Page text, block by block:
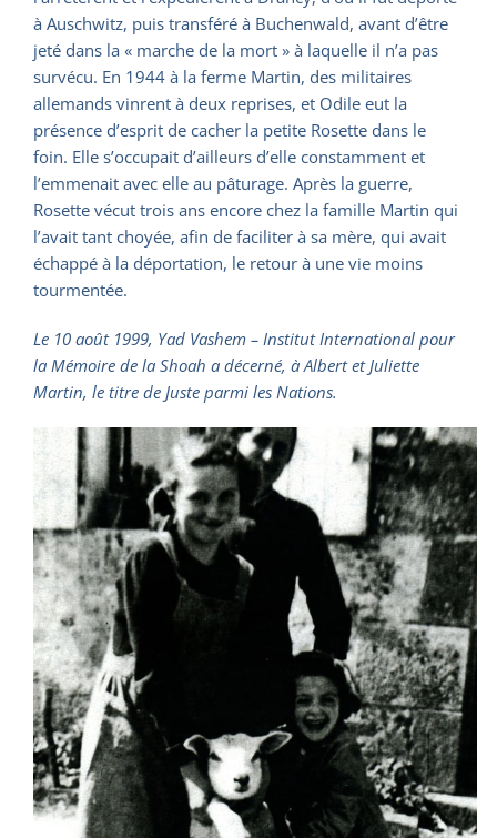
à Auschwitz, puis transféré à Buchenwald, avant d’être
jeté dans la « marche de la mort » à laquelle il n’a pas
survécu. En 1944 à la ferme Martin, des militaires
allemands vinrent à deux reprises, et Odile eut la
présence d’esprit de cacher la petite Rosette dans le
foin. Elle s’occupait d’ailleurs d’elle constamment et
l’emmenait avec elle au pâturage. Après la guerre,
Rosette vécut trois ans encore chez la famille Martin qui
l’avait tant choyée, afin de faciliter à sa mère, qui avait
échappé à la déportation, le retour à une vie moins
tourmentée.
Le 10 août 1999, Yad Vashem – Institut International pour
la Mémoire de la Shoah a décerné, à Albert et Juliette
Martin, le titre de Juste parmi les Nations.